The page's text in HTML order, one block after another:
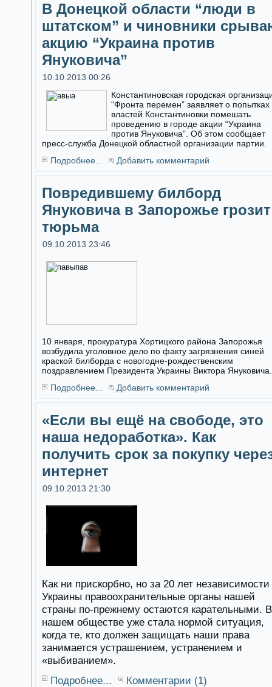
В Донецкой области “люди в
штатском” и чиновники
акцию “Украина против
Януковича”
10.10.2013 00:26
Константиновская городская
“Фронта перемен” заявляет о попытках
властей Константиновки помешать
проведению в городе акции “Украина
против Януковича”. Об этом сообщает
пресс-служба Донецкой областной организации партии.
Подробнее...
Добавить комментарий
Повредившему билборд
Януковича в Запорожье грозит
тюрьма
09.10.2013 23:46
10 января, прокуратура Хортицкого района Запорожья
возбудила уголовное дело по факту загрязнения синей
краской билборда с новогодне-рождественским
поздравлением Президента Украины Виктора Януковича.
Подробнее...
Добавить комментарий
«Если вы ещё на свободе, это
наша недоработка». Как
получить срок за покупку
интернет
09.10.2013 21:30
Как ни прискорбно, но за 20 лет независимости
Украины правоохранительные органы нашей
страны по-прежнему остаются карательными. В
нашем обществе уже стала нормой ситуация,
когда те, кто должен защищать наши права
занимается устрашением, устранением и
«выбиванием».
Подробнее...
Комментарии (1)